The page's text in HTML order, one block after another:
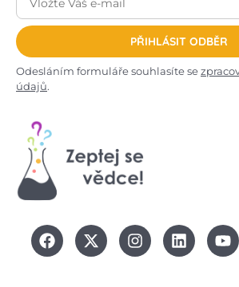
PŘIHLÁSIT ODBĚR
Odesláním formuláře souhlasíte se
údajů.